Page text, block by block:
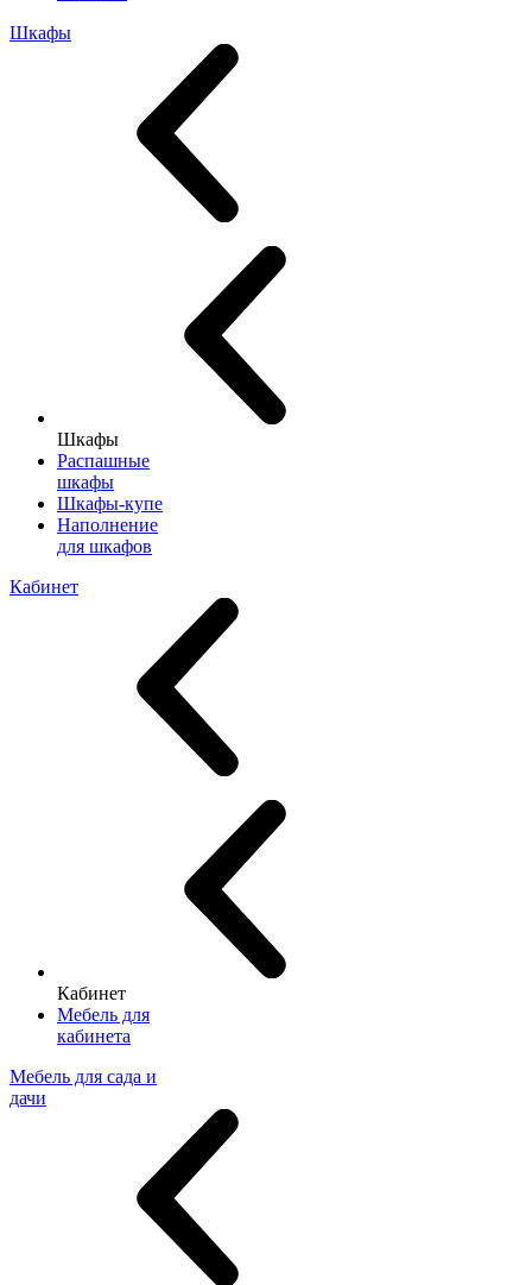
Шкафы
Шкафы
Распашные
шкафы
Шкафы-купе
Наполнение
для шкафов
Кабинет
Кабинет
Мебель для
кабинета
Мебель для сада и
дачи